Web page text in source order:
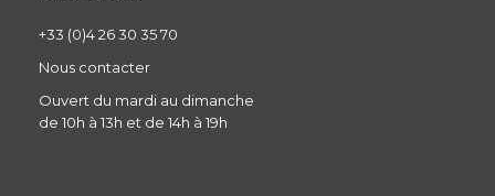
+33 (0)4 26 30 35 70
Nous contacter
Ouvert du mardi au dimanche
de 10h à 13h et de 14h à 19h